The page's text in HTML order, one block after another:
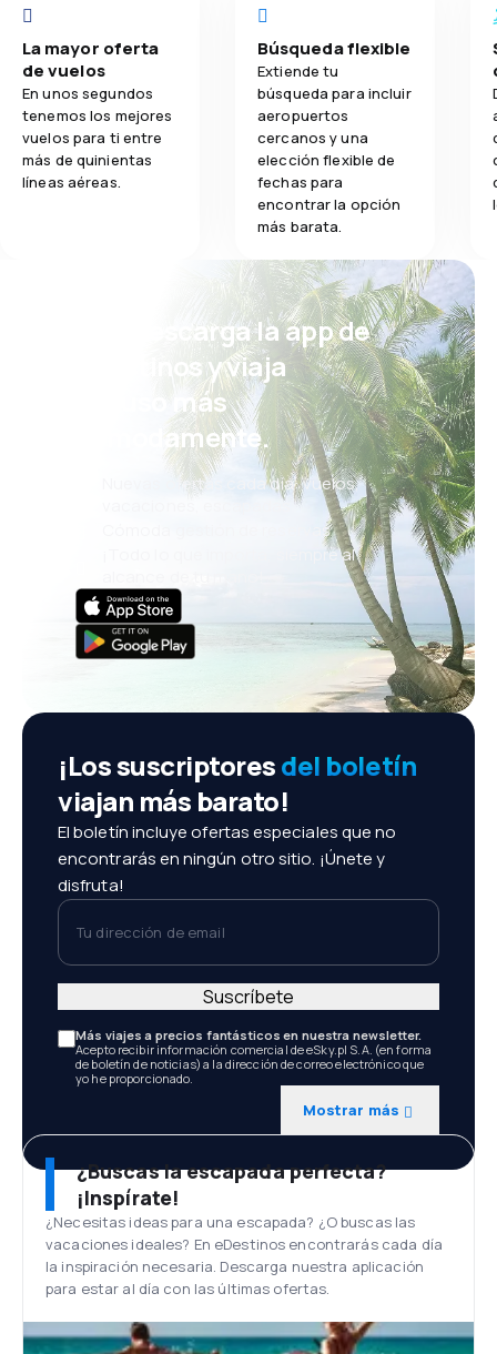
La mayor oferta
de vuelos
En unos segundos
tenemos los mejores
vuelos para ti entre
más de quinientas
líneas aéreas.
Búsqueda flexible
Extiende tu
búsqueda para incluir
aeropuertos
cercanos y una
elección flexible de
fechas para
encontrar la opción
más barata.
¡Eh! Descarga la app de
eDestinos y viaja
incluso más
cómodamente.
Nuevas ofertas cada día: vuelos,
vacaciones, escapadas
Cómoda gestión de reservas
¡Todo lo que importa, siempre al
¡Los suscriptoresdel boletín
viajan más barato!
El boletín incluye ofertas especiales que no
encontrarás en ningún otro sitio. ¡Únete y
disfruta!
Tu dirección de email
Más viajes a precios fantásticos en nuestra newsletter.
Acepto recibir información comercial de eSky.pl S.A. (en forma
de boletín de noticias) a la dirección de correo electrónico que
yo he proporcionado.
Mostrar más
Suscríbete
¿Buscas la escapada perfecta?
¡Inspírate!
¿Necesitas ideas para una escapada? ¿O buscas las
vacaciones ideales? En eDestinos encontrarás cada día
la inspiración necesaria. Descarga nuestra aplicación
para estar al día con las últimas ofertas.